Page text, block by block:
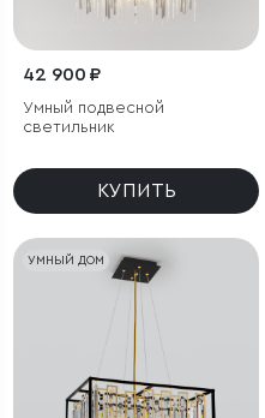
42 900 ₽
Умный подвесной
светильник
КУПИТЬ
УМНЫЙ ДОМ